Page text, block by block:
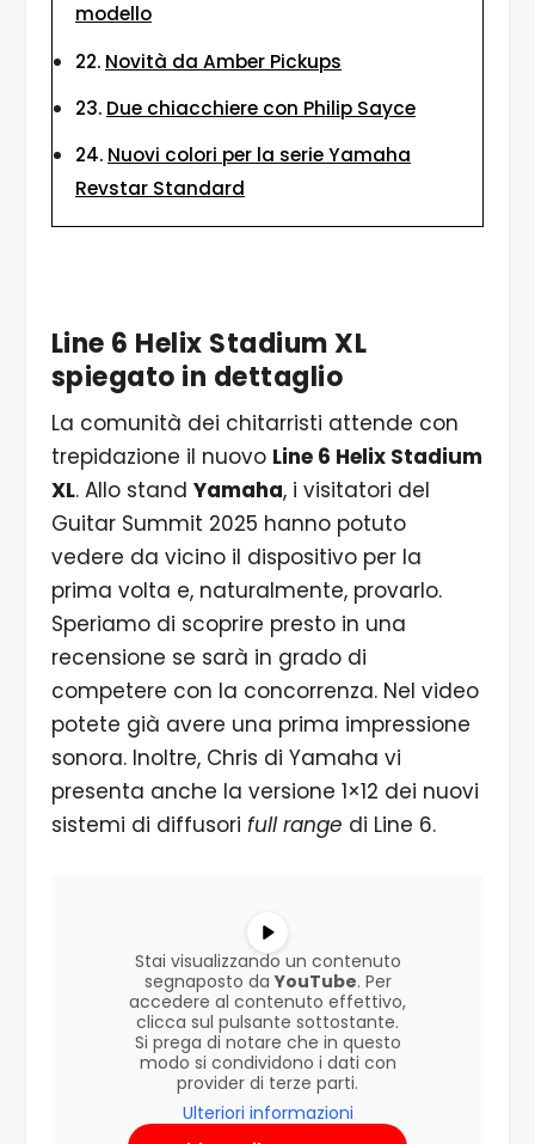
modello
Novità da Amber Pickups
Due chiacchiere con Philip Sayce
Nuovi colori per la serie Yamaha
Revstar Standard
Line 6 Helix Stadium XL
spiegato in dettaglio
La comunità dei chitarristi attende con
trepidazione il nuovo Line 6 Helix Stadium
XL. Allo stand Yamaha, i visitatori del
Guitar Summit 2025 hanno potuto
vedere da vicino il dispositivo per la
prima volta e, naturalmente, provarlo.
Speriamo di scoprire presto in una
recensione se sarà in grado di
competere con la concorrenza. Nel video
potete già avere una prima impressione
sonora. Inoltre, Chris di Yamaha vi
presenta anche la versione 1×12 dei nuovi
sistemi di diffusori full range di Line 6.
Stai visualizzando un contenuto
segnaposto daYouTube. Per
accedere al contenuto effettivo,
clicca sul pulsante sottostante.
Si prega di notare che in questo
modo si condividono i dati con
provider di terze parti.
Ulteriori informazioni